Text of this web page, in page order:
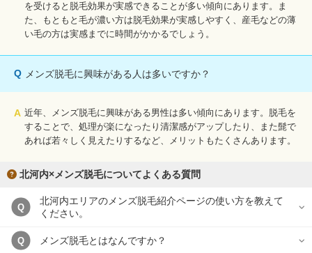
を受けると脱毛効果が実感できることが多い傾向にあります。ま
た、もともと毛が濃い方は脱毛効果が実感しやすく、産毛などの薄
い毛の方は実感までに時間がかかるでしょう。
Q メンズ脱毛に興味がある人は多いですか？
A 近年、メンズ脱毛に興味がある男性は多い傾向にあります。脱毛を
することで、処理が楽になったり清潔感がアップしたり、また髭で
あれば若々しく見えたりするなど、メリットもたくさんあります。
北河内×メンズ脱毛についてよくある質問
Q
北河内エリアのメンズ脱毛紹介ページの使い方を教えて
ください。
Q メンズ脱毛とはなんですか？